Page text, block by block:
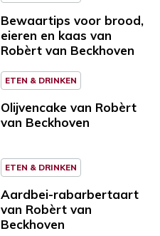
Bewaartips voor brood,
eieren en kaas van
Robèrt van Beckhoven
ETEN & DRINKEN
Olijvencake van Robèrt
van Beckhoven
ETEN & DRINKEN
Aardbei-rabarbertaart
van Robèrt van
Beckhoven